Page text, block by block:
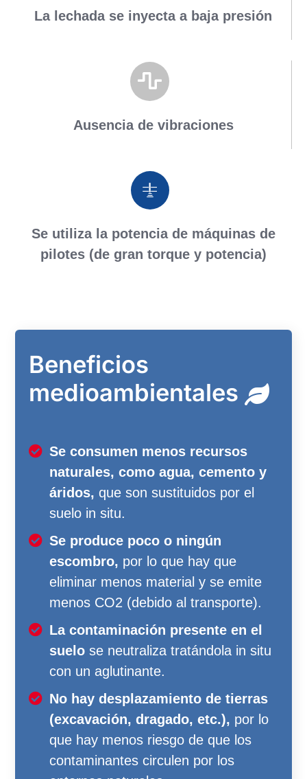
La lechada se inyecta a baja presión
Ausencia de vibraciones
Se utiliza la potencia de máquinas de
pilotes (de gran torque y potencia)
Beneficios
medioambientales
Se consumen menos recursos
naturales, como agua, cemento y
áridos, que son sustituidos por el
suelo in situ.
Se produce poco o ningún
escombro, por lo que hay que
eliminar menos material y se emite
menos CO2 (debido al transporte).
La contaminación presente en el
suelo se neutraliza tratándola in situ
con un aglutinante.
No hay desplazamiento de tierras
(excavación, dragado, etc.), por lo
que hay menos riesgo de que los
contaminantes circulen por los